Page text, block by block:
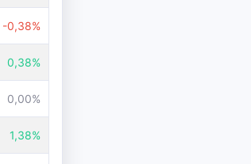
-0,38%
0,38%
0,00%
1,38%